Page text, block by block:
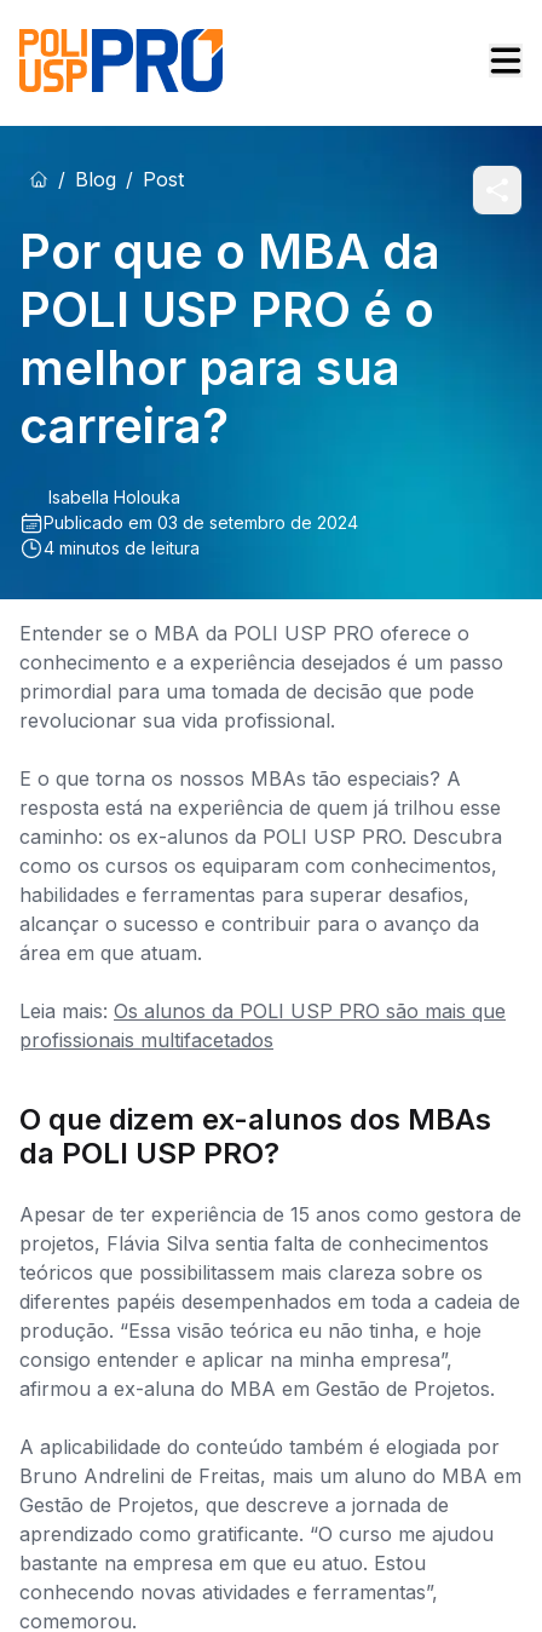
/ Blog / Post
Por que o MBA da
POLI USP PRO é o
melhor para sua
carreira?
Isabella Holouka
Publicado em 03 de setembro de 2024
4 minutos de leitura
Entender se o MBA da POLI USP PRO oferece o
conhecimento e a experiência desejados é um passo
primordial para uma tomada de decisão que pode
revolucionar sua vida profissional.
E o que torna os nossos MBAs tão especiais? A
resposta está na experiência de quem já trilhou esse
caminho: os ex-alunos da POLI USP PRO. Descubra
como os cursos os equiparam com conhecimentos,
habilidades e ferramentas para superar desafios,
alcançar o sucesso e contribuir para o avanço da
área em que atuam.
Leia mais: Os alunos da POLI USP PRO são mais que
profissionais multifacetados
O que dizem ex-alunos dos MBAs
da POLI USP PRO?
Apesar de ter experiência de 15 anos como gestora de
projetos, Flávia Silva sentia falta de conhecimentos
teóricos que possibilitassem mais clareza sobre os
diferentes papéis desempenhados em toda a cadeia de
produção. “Essa visão teórica eu não tinha, e hoje
consigo entender e aplicar na minha empresa”,
afirmou a ex-aluna do MBA em Gestão de Projetos.
A aplicabilidade do conteúdo também é elogiada por
Bruno Andrelini de Freitas, mais um aluno do MBA em
Gestão de Projetos, que descreve a jornada de
aprendizado como gratificante. “O curso me ajudou
bastante na empresa em que eu atuo. Estou
conhecendo novas atividades e ferramentas”,
comemorou.